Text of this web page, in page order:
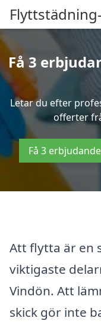
Få 3
Letar du efter
offerter
Få 3
Att flytta är en
viktigaste
Vindön. Att
skick gör inte